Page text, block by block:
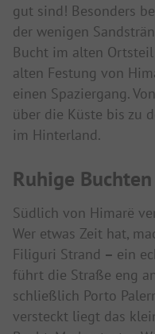
gut sind! Besonders
der wenigen
Bucht im alten
alten Festung von
einen Spaziergang.
über die Küste bis zu
im Hinterland.
Ruhige
Südlich von Himarë
Wer etwas Zeit hat,
Filiguri Strand – ein
führt die Straße eng
schließlich Porto
versteckt liegt das